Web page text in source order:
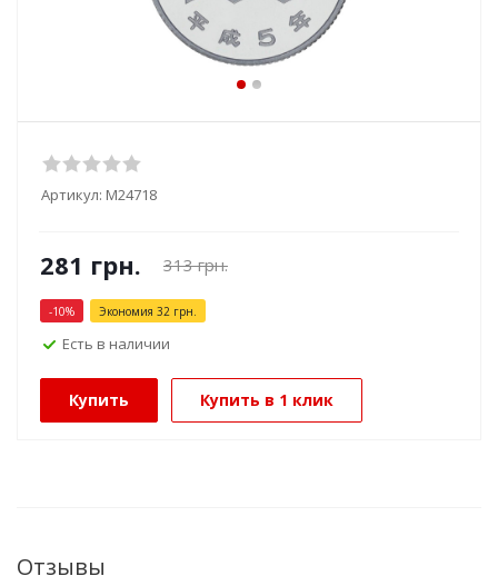
Артикул: М24718
281 грн. 313грн.
-10% Экономия 32 грн.
Есть в наличии
Купить Купить в 1 клик
Отзывы